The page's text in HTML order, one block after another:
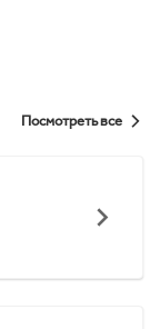
Посмотреть все